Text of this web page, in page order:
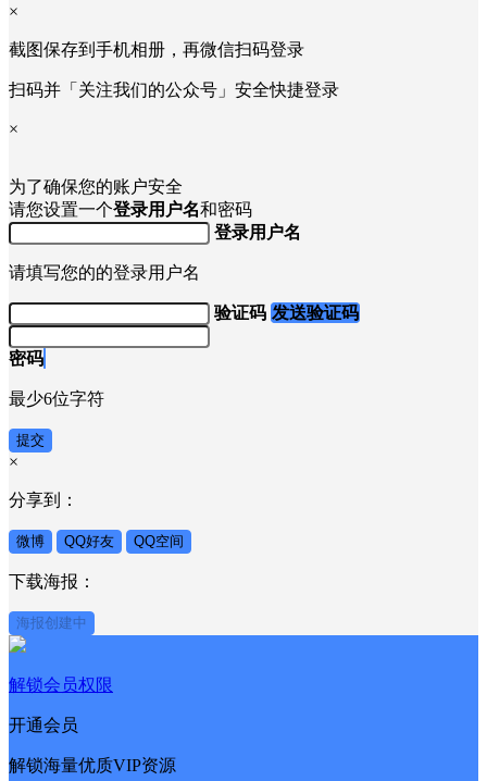
×
截图保存到手机相册，再微信扫码登录
扫码并「关注我们的公众号」安全快捷登录
×
为了确保您的账户安全
请您设置一个登录用户名和密码
登录用户名
请填写您的的登录用户名
验证码 发送验证码
密码
最少6位字符
提交
×
分享到：
微博 QQ好友 QQ空间
下载海报：
海报创建中
解锁会员权限
开通会员
解锁海量优质VIP资源